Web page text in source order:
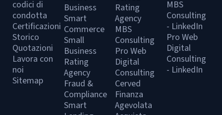
codici di
condotta
Certificazioni
Storico
Quotazioni
Lavora con
noi
Sitemap
Business
Smart
Commerce
Small
Business
Rating
Agency
Fraud &
Compliance
Smart
Rating
Agency
MBS
Consulting
Pro Web
Digital
Consulting
Cerved
Finanza
Agevolata
MBS
Consulting
- LinkedIn
Pro Web
Digital
Consulting
- LinkedIn